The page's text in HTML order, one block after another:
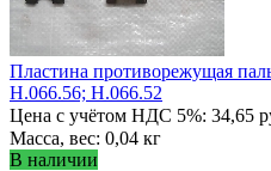
Пластина противорежущая
Н.066.56; Н.066.52
Цена с учётом НДС 5%: 34,65
Масса, вес: 0,04 кг
В наличии